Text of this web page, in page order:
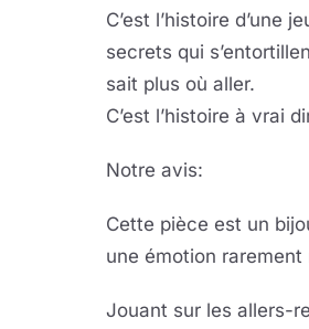
C’est l’histoire d’une
secrets qui
sait plus où aller.
C’est l’histoire à vrai
Notre avis:
Cette pièce est un
une émotion rarement
Jouant sur les allers-